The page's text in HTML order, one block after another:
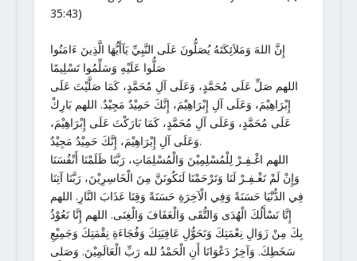
35:43)
إِنَّ اللهَ وَمَلاَئِكَتَهُ يُصَلُّونَ عَلَى النَّبِيِّ يَآأَيُّهَا الَّذِينَ ءَامَنُوا
صَلُّوا عَلَيْهِ وَسَلِّمُوا تَسْلِيمًا
اللهم صَلِّ عَلَى مُحَمَّدٍ، وَعَلَى آلِ مُحَمَّدٍ، كَمَا صَلَّيْتَ عَلَى
إِبْرَاهِيْمَ، وَعَلَى آلِ إِبْرَاهِيْمَ، إِنَّكَ حَمِيْدٌ مَجِيْدٌ. اللهم بَارِكْ
عَلَى مُحَمَّدٍ، وَعَلَى آلِ مُحَمَّدٍ، كَمَا بَارَكْتَ عَلَى إِبْرَاهِيْمَ،
وَعَلَى آلِ إِبْرَاهِيْمَ، إِنَّكَ حَمِيْدٌ مَجِيْدٌ.
اللهم اغْـفِـرْ لِلْمُسْلِمِيْنَ وَالْمُسْلِمَاتِ، رَبَّنَا ظَلَمْنَا أَنْفُسَنَا
وَإِنْ لَمْ تَغْـفِـرْ لَنَا وَتَرْحَمْنَا لَنَكُونَنَّ مِنَ الْخَاسِرِيْنَ، رَبَّنَا آتِنَا
فِي الدُّنْيَا حَسَنَةً وَفِي الْآخِرَةِ حَسَنَةً وَقِنَا عَذَابَ النَّارِ. اللهم
إِنَّا نَسْأَلُكَ الْهُدَى وَالتُّقَى وَالْعَفَافَ وَالْغِنَى. اللهم إِنَّا نَعُوْذُ
بِكَ مِنْ زَوَالِ نِعْمَتِكَ وَتَحَوُّلِ عَافِيَتِكَ وَفُجَاءَةِ نِقْمَتِكَ وَجَمِيْعِ
سَخَطِكَ. وَآخِرُ دَعْوَانَا أَنِ الْحَمْدُ لله رَبِّ الْعَالَمِيْنَ. وَصَلى